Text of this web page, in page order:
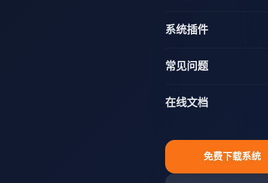
系统插件
常见问题
在线文档
免费下载系统